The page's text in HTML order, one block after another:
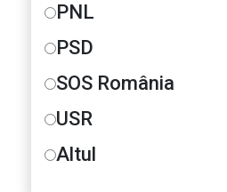
PNL
PSD
SOS România
USR
Altul